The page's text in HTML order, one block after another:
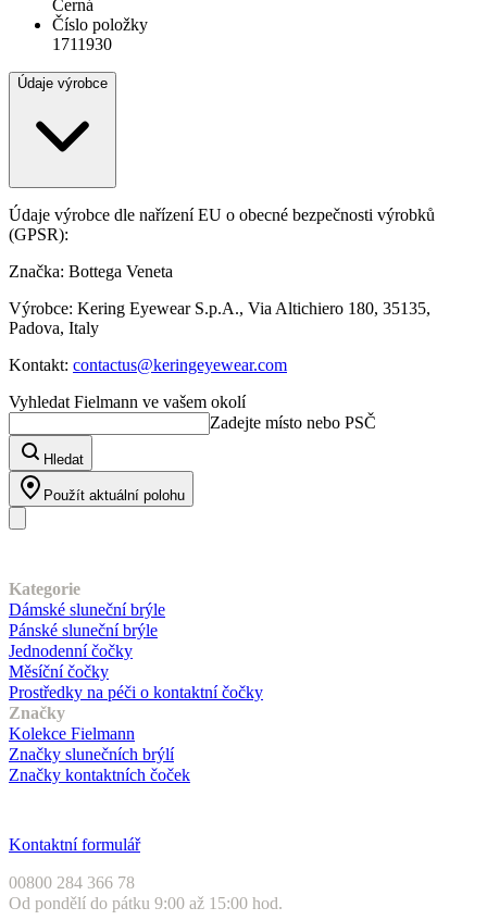
Černá
Číslo položky
1711930
Údaje výrobce
Údaje výrobce dle nařízení EU o obecné bezpečnosti výrobků
(GPSR):
Značka: Bottega Veneta
Výrobce: Kering Eyewear S.p.A., Via Altichiero 180, 35135,
Padova, Italy
Kontakt: contactus@keringeyewear.com
Vyhledat Fielmann ve vašem okolí
Zadejte místo nebo PSČ
Hledat
Použít aktuální polohu
Kategorie
Dámské sluneční brýle
Pánské sluneční brýle
Jednodenní čočky
Měsíční čočky
Prostředky na péči o kontaktní čočky
Značky
Kolekce Fielmann
Značky slunečních brýlí
Značky kontaktních čoček
Kontaktní formulář
00800 284 366 78
Od pondělí do pátku 9:00 až 15:00 hod.